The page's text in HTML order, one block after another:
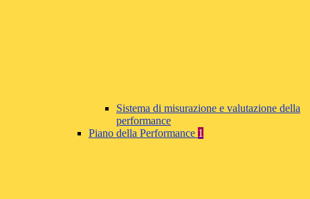
Sistema di misurazione e valutazione della
performance
Piano della Performance 1